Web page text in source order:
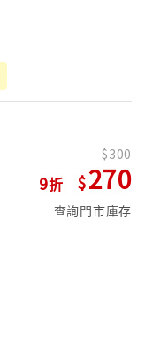
9
300
270
查詢門市庫存